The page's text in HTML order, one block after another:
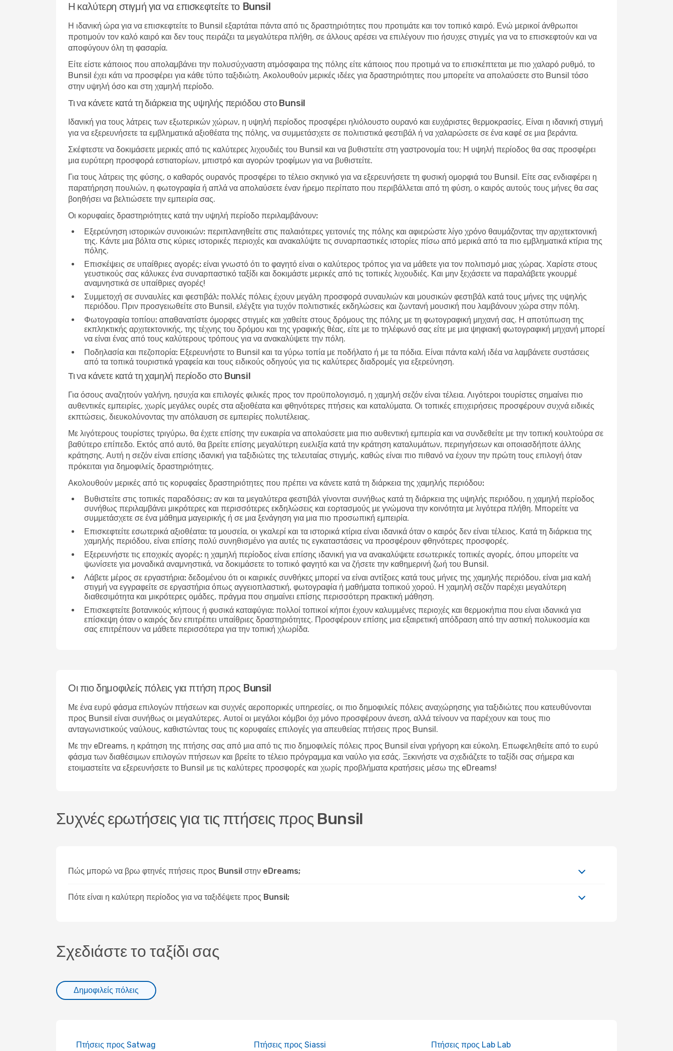
Η καλύτερη στιγμή για να επισκεφτείτε το Bunsil
Η ιδανική ώρα για να επισκεφτείτε το Bunsil εξαρτάται πάντα από τις δραστηριότητες που προτιμάτε και τον τοπικό καιρό. Ενώ μερικοί άνθρωποι
προτιμούν τον καλό καιρό και δεν τους πειράζει τα μεγαλύτερα πλήθη, σε άλλους αρέσει να επιλέγουν πιο ήσυχες στιγμές για να το επισκεφτούν και να
αποφύγουν όλη τη φασαρία.
Είτε είστε κάποιος που απολαμβάνει την πολυσύχναστη ατμόσφαιρα της πόλης είτε κάποιος που προτιμά να το επισκέπτεται με πιο χαλαρό ρυθμό, το
Bunsil έχει κάτι να προσφέρει για κάθε τύπο ταξιδιώτη. Ακολουθούν μερικές ιδέες για δραστηριότητες που μπορείτε να απολαύσετε στο Bunsil τόσο
στην υψηλή όσο και στη χαμηλή περίοδο.
Τι να κάνετε κατά τη διάρκεια της υψηλής περιόδου στο Bunsil
Ιδανική για τους λάτρεις των εξωτερικών χώρων, η υψηλή περίοδος προσφέρει ηλιόλουστο ουρανό και ευχάριστες θερμοκρασίες. Είναι η ιδανική στιγμή
για να εξερευνήσετε τα εμβληματικά αξιοθέατα της πόλης, να συμμετάσχετε σε πολιτιστικά φεστιβάλ ή να χαλαρώσετε σε ένα καφέ σε μια βεράντα.
Σκέφτεστε να δοκιμάσετε μερικές από τις καλύτερες λιχουδιές του Bunsil και να βυθιστείτε στη γαστρονομία του; Η υψηλή περίοδος θα σας προσφέρει
μια ευρύτερη προσφορά εστιατορίων, μπιστρό και αγορών τροφίμων για να βυθιστείτε.
Για τους λάτρεις της φύσης, ο καθαρός ουρανός προσφέρει το τέλειο σκηνικό για να εξερευνήσετε τη φυσική ομορφιά του Bunsil. Είτε σας ενδιαφέρει η
παρατήρηση πουλιών, η φωτογραφία ή απλά να απολαύσετε έναν ήρεμο περίπατο που περιβάλλεται από τη φύση, ο καιρός αυτούς τους μήνες θα σας
βοηθήσει να βελτιώσετε την εμπειρία σας.
Οι κορυφαίες δραστηριότητες κατά την υψηλή περίοδο περιλαμβάνουν:
Εξερεύνηση ιστορικών συνοικιών: περιπλανηθείτε στις παλαιότερες γειτονιές της πόλης και αφιερώστε λίγο χρόνο θαυμάζοντας την αρχιτεκτονική
της. Κάντε μια βόλτα στις κύριες ιστορικές περιοχές και ανακαλύψτε τις συναρπαστικές ιστορίες πίσω από μερικά από τα πιο εμβληματικά κτίρια της
πόλης.
Επισκέψεις σε υπαίθριες αγορές: είναι γνωστό ότι το φαγητό είναι ο καλύτερος τρόπος για να μάθετε για τον πολιτισμό μιας χώρας. Χαρίστε στους
γευστικούς σας κάλυκες ένα συναρπαστικό ταξίδι και δοκιμάστε μερικές από τις τοπικές λιχουδιές. Και μην ξεχάσετε να παραλάβετε γκουρμέ
αναμνηστικά σε υπαίθριες αγορές!
Συμμετοχή σε συναυλίες και φεστιβάλ: πολλές πόλεις έχουν μεγάλη προσφορά συναυλιών και μουσικών φεστιβάλ κατά τους μήνες της υψηλής
περιόδου. Πριν προσγειωθείτε στο Bunsil, ελέγξτε για τυχόν πολιτιστικές εκδηλώσεις και ζωντανή μουσική που λαμβάνουν χώρα στην πόλη.
Φωτογραφία τοπίου: απαθανατίστε όμορφες στιγμές και χαθείτε στους δρόμους της πόλης με τη φωτογραφική μηχανή σας. Η αποτύπωση της
εκπληκτικής αρχιτεκτονικής, της τέχνης του δρόμου και της γραφικής θέας, είτε με το τηλέφωνό σας είτε με μια ψηφιακή φωτογραφική μηχανή μπορεί
να είναι ένας από τους καλύτερους τρόπους για να ανακαλύψετε την πόλη.
Ποδηλασία και πεζοπορία: Εξερευνήστε το Bunsil και τα γύρω τοπία με ποδήλατο ή με τα πόδια. Είναι πάντα καλή ιδέα να λαμβάνετε συστάσεις
από τα τοπικά τουριστικά γραφεία και τους ειδικούς οδηγούς για τις καλύτερες διαδρομές για εξερεύνηση.
Τι να κάνετε κατά τη χαμηλή περίοδο στο Bunsil
Για όσους αναζητούν γαλήνη, ησυχία και επιλογές φιλικές προς τον προϋπολογισμό, η χαμηλή σεζόν είναι τέλεια. Λιγότεροι τουρίστες σημαίνει πιο
αυθεντικές εμπειρίες, χωρίς μεγάλες ουρές στα αξιοθέατα και φθηνότερες πτήσεις και καταλύματα. Οι τοπικές επιχειρήσεις προσφέρουν συχνά ειδικές
εκπτώσεις, διευκολύνοντας την απόλαυση σε εμπειρίες πολυτέλειας.
Με λιγότερους τουρίστες τριγύρω, θα έχετε επίσης την ευκαιρία να απολαύσετε μια πιο αυθεντική εμπειρία και να συνδεθείτε με την τοπική κουλτούρα σε
βαθύτερο επίπεδο. Εκτός από αυτό, θα βρείτε επίσης μεγαλύτερη ευελιξία κατά την κράτηση καταλυμάτων, περιηγήσεων και οποιασδήποτε άλλης
κράτησης. Αυτή η σεζόν είναι επίσης ιδανική για ταξιδιώτες της τελευταίας στιγμής, καθώς είναι πιο πιθανό να έχουν την πρώτη τους επιλογή όταν
πρόκειται για δημοφιλείς δραστηριότητες.
Ακολουθούν μερικές από τις κορυφαίες δραστηριότητες που πρέπει να κάνετε κατά τη διάρκεια της χαμηλής περιόδου:
Βυθιστείτε στις τοπικές παραδόσεις: αν και τα μεγαλύτερα φεστιβάλ γίνονται συνήθως κατά τη διάρκεια της υψηλής περιόδου, η χαμηλή περίοδος
συνήθως περιλαμβάνει μικρότερες και περισσότερες εκδηλώσεις και εορτασμούς με γνώμονα την κοινότητα με λιγότερα πλήθη. Μπορείτε να
συμμετάσχετε σε ένα μάθημα μαγειρικής ή σε μια ξενάγηση για μια πιο προσωπική εμπειρία.
Επισκεφτείτε εσωτερικά αξιοθέατα: τα μουσεία, οι γκαλερί και τα ιστορικά κτίρια είναι ιδανικά όταν ο καιρός δεν είναι τέλειος. Κατά τη διάρκεια της
χαμηλής περιόδου, είναι επίσης πολύ συνηθισμένο για αυτές τις εγκαταστάσεις να προσφέρουν φθηνότερες προσφορές.
Εξερευνήστε τις εποχικές αγορές: η χαμηλή περίοδος είναι επίσης ιδανική για να ανακαλύψετε εσωτερικές τοπικές αγορές, όπου μπορείτε να
ψωνίσετε για μοναδικά αναμνηστικά, να δοκιμάσετε το τοπικό φαγητό και να ζήσετε την καθημερινή ζωή του Bunsil.
Λάβετε μέρος σε εργαστήρια: δεδομένου ότι οι καιρικές συνθήκες μπορεί να είναι αντίξοες κατά τους μήνες της χαμηλής περιόδου, είναι μια καλή
στιγμή να εγγραφείτε σε εργαστήρια όπως αγγειοπλαστική, φωτογραφία ή μαθήματα τοπικού χορού. Η χαμηλή σεζόν παρέχει μεγαλύτερη
διαθεσιμότητα και μικρότερες ομάδες, πράγμα που σημαίνει επίσης περισσότερη πρακτική μάθηση.
Επισκεφτείτε βοτανικούς κήπους ή φυσικά καταφύγια: πολλοί τοπικοί κήποι έχουν καλυμμένες περιοχές και θερμοκήπια που είναι ιδανικά για
επίσκεψη όταν ο καιρός δεν επιτρέπει υπαίθριες δραστηριότητες. Προσφέρουν επίσης μια εξαιρετική απόδραση από την αστική πολυκοσμία και
σας επιτρέπουν να μάθετε περισσότερα για την τοπική χλωρίδα.
Οι πιο δημοφιλείς πόλεις για πτήση προς Bunsil
Με ένα ευρύ φάσμα επιλογών πτήσεων και συχνές αεροπορικές υπηρεσίες, οι πιο δημοφιλείς πόλεις αναχώρησης για ταξιδιώτες που κατευθύνονται
προς Bunsil είναι συνήθως οι μεγαλύτερες. Αυτοί οι μεγάλοι κόμβοι όχι μόνο προσφέρουν άνεση, αλλά τείνουν να παρέχουν και τους πιο
ανταγωνιστικούς ναύλους, καθιστώντας τους τις κορυφαίες επιλογές για απευθείας πτήσεις προς Bunsil.
Με την eDreams, η κράτηση της πτήσης σας από μια από τις πιο δημοφιλείς πόλεις προς Bunsil είναι γρήγορη και εύκολη. Επωφεληθείτε από το ευρύ
φάσμα των διαθέσιμων επιλογών πτήσεων και βρείτε το τέλειο πρόγραμμα και ναύλο για εσάς. Ξεκινήστε να σχεδιάζετε το ταξίδι σας σήμερα και
ετοιμαστείτε να εξερευνήσετε το Bunsil με τις καλύτερες προσφορές και χωρίς προβλήματα κρατήσεις μέσω της eDreams!
Συχνές ερωτήσεις για τις πτήσεις προς Bunsil
Πώς μπορώ να βρω φτηνές πτήσεις προς Bunsil στην eDreams;
Πότε είναι η καλύτερη περίοδος για να ταξιδέψετε προς Bunsil;
Σχεδιάστε το ταξίδι σας
Δημοφιλείς πόλεις
Πτήσεις προς Satwag Πτήσεις προς Siassi Πτήσεις προς Lab Lab